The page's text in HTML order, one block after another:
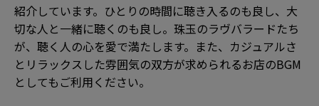
紹介しています。ひとりの時間に聴き入るのも良し、大
切な人と一緒に聴くのも良し。珠玉のラヴバラードたち
が、聴く人の心を愛で満たします。また、カジュアルさ
とリラックスした雰囲気の双方が求められるお店のBGM
としてもご利用ください。